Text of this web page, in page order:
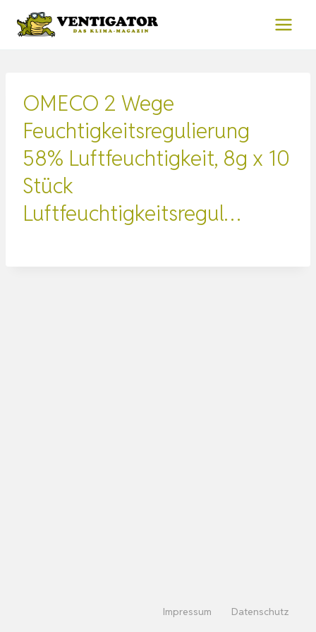
Inhalt
OMECO 2 Wege
Feuchtigkeitsregulierung
58% Luftfeuchtigkeit, 8g x 10
Stück
Luftfeuchtigkeitsregul…
Impressum Datenschutz